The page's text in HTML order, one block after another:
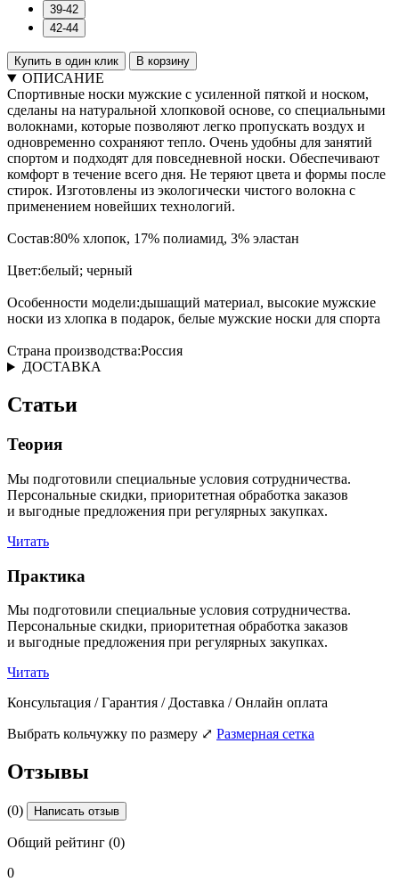
39-42
42-44
Купить в один клик В корзину
ОПИСАНИЕ
Спортивные носки мужские с усиленной пяткой и носком,
сделаны на натуральной хлопковой основе, со специальными
волокнами, которые позволяют легко пропускать воздух и
одновременно сохраняют тепло. Очень удобны для занятий
спортом и подходят для повседневной носки. Обеспечивают
комфорт в течение всего дня. Не теряют цвета и формы после
стирок. Изготовлены из экологически чистого волокна с
применением новейших технологий.
Состав:80% хлопок, 17% полиамид, 3% эластан
Цвет:белый; черный
Особенности модели:дышащий материал, высокие мужские
носки из хлопка в подарок, белые мужские носки для спорта
Страна производства:Россия
ДОСТАВКА
Статьи
Теория
Мы подготовили специальные условия сотрудничества.
Персональные скидки, приоритетная обработка заказов
и выгодные предложения при регулярных закупках.
Читать
Практика
Мы подготовили специальные условия сотрудничества.
Персональные скидки, приоритетная обработка заказов
и выгодные предложения при регулярных закупках.
Читать
Консультация / Гарантия / Доставка / Онлайн оплата
Выбрать кольчужку по размеру ⤢ Размерная сетка
Отзывы
(0) Написать отзыв
Общий рейтинг (0)
0